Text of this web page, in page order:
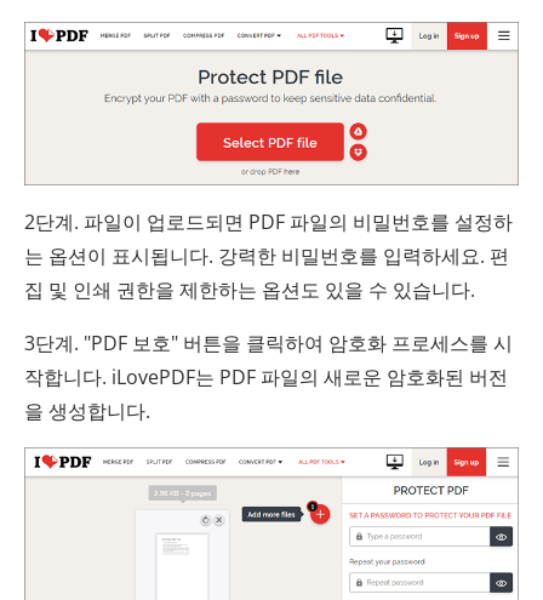
2단계. 파일이 업로드되면 PDF 파일의 비밀번호를 설정하
는 옵션이 표시됩니다. 강력한 비밀번호를 입력하세요. 편
집 및 인쇄 권한을 제한하는 옵션도 있을 수 있습니다.
3단계. "PDF 보호" 버튼을 클릭하여 암호화 프로세스를 시
작합니다. iLovePDF는 PDF 파일의 새로운 암호화된 버전
을 생성합니다.